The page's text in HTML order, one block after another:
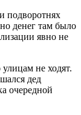
подворотнях
денег там было
явно не
не ходят.
дед
очередной